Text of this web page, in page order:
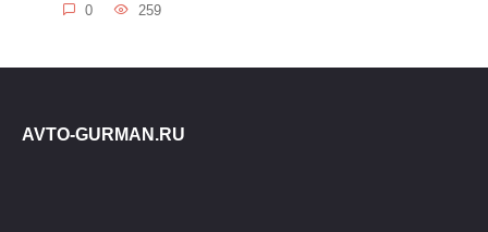
0 259
AVTO-GURMAN.RU